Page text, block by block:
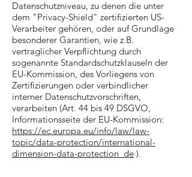
Datenschutzniveau, zu denen die unter
dem "Privacy-Shield" zertifizierten US-
Verarbeiter gehören, oder auf Grundlage
besonderer Garantien, wie z.B.
vertraglicher Verpflichtung durch
sogenannte Standardschutzklauseln der
EU-Kommission, des Vorliegens von
Zertifizierungen oder verbindlicher
interner Datenschutzvorschriften,
verarbeiten (Art. 44 bis 49 DSGVO,
Informationsseite der EU-Kommission:
https://ec.europa.eu/info/law/law-
topic/data-protection/international-
dimension-data-protection_de ).